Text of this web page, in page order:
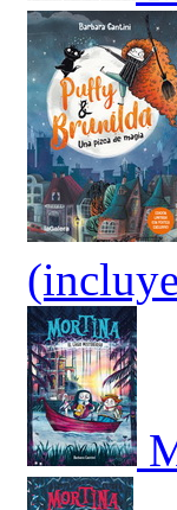
(incluye